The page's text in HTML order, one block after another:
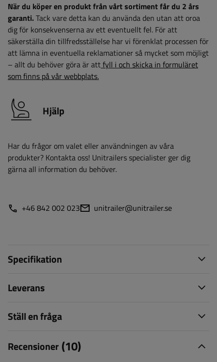
När du köper en produkt från vårt sortiment får du 2 års
garanti.Tack vare detta kan du använda den utan att oroa
dig för konsekvenserna av ett eventuellt fel. För att
säkerställa din tillfredsställelse har vi förenklat processen för
att lämna in eventuella reklamationer så mycket som möjligt
– allt du behöver göra är attfyll i och skicka in formuläret
som finns på vår webbplats.
Hjälp
Har du frågor om valet eller användningen av våra
produkter? Kontakta oss! Unitrailers specialister ger dig
gärna all information du behöver.
+46 842 002 023 unitrailer@unitrailer.se
Specifikation
Leverans
Ställ en fråga
Recensioner (10)